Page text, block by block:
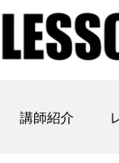
講師紹介